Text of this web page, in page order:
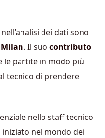
dei dati sono
. Il suo contributo
le partite in modo più
tecnico di prendere
nello staff tecnico
iniziato nel mondo dei